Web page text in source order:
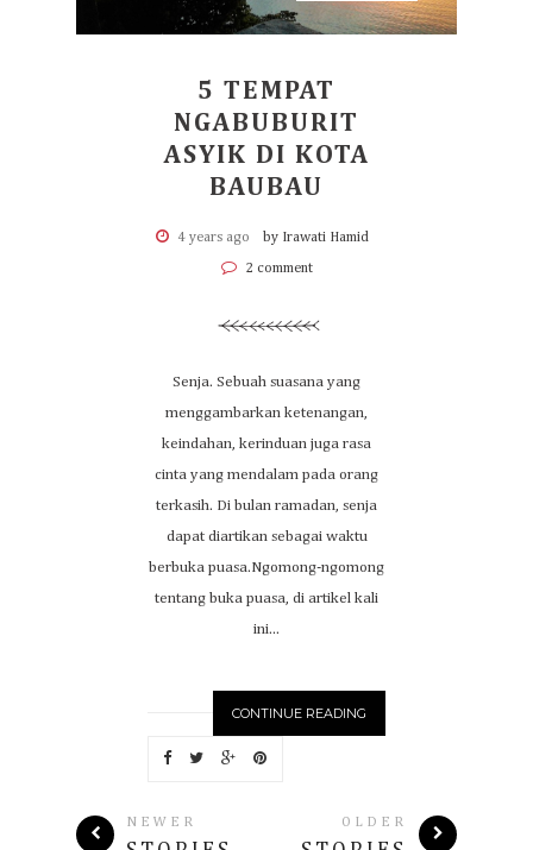
5 TEMPAT
NGABUBURIT
ASYIK DI KOTA
BAUBAU
4 years ago by Irawati Hamid
2 comment
Senja. Sebuah suasana yang
menggambarkan ketenangan,
keindahan, kerinduan juga rasa
cinta yang mendalam pada orang
terkasih. Di bulan ramadan, senja
dapat diartikan sebagai waktu
berbuka puasa.Ngomong-ngomong
tentang buka puasa, di artikel kali
ini...
CONTINUE READING
NEWER OLDER